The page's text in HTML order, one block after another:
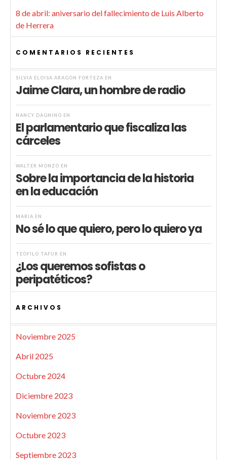
8 de abril: aniversario del fallecimiento de Luis Alberto
de Herrera
COMENTARIOS RECIENTES
SILVIA ELOISA ARAGÓN FORTEZA EN
Jaime Clara, un hombre de radio
NANCY DAGNINO EN
El parlamentario que fiscaliza las
cárceles
WALTER MONZÓ EN
Sobre la importancia de la historia
en la educación
MARIA EN
No sé lo que quiero, pero lo quiero ya
TEÓFILO TAFUR EN
¿Los queremos sofistas o
peripatéticos?
ARCHIVOS
Noviembre 2025
Abril 2025
Octubre 2024
Diciembre 2023
Noviembre 2023
Octubre 2023
Septiembre 2023